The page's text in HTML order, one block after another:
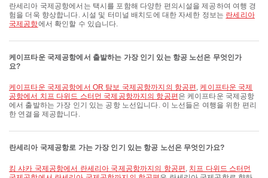
란세리아 국제공항에서는 택시를 포함해 다양한 편의시설을 제공하여 여행 경
험을 더욱 향상합니다. 시설 및 터미널 배치도에 대한 자세한 정보는 란세리아
국제공항에서 확인할 수 있습니다.
케이프타운 국제공항에서 출발하는 가장 인기 있는 항공 노선은 무엇인가
요?
케이프타운 국제공항에서 OR 탐보 국제공항까지의 항공편 ,케이프타운 국제
공항에서 치프 다위드 스터먼 국제공항까지의 항공편 은 케이프타운 국제공항
에서 출발하는 가장 인기 있는 공항 노선입니다. 이 노선들은 여행을 위한 편리
한 연결을 제공합니다.
란세리아 국제공항로 가는 가장 인기 있는 항공 노선은 무엇인가요?
킹 샤카 국제공항에서 란세리아 국제공항까지의 항공편 , 치프 다위드 스터먼